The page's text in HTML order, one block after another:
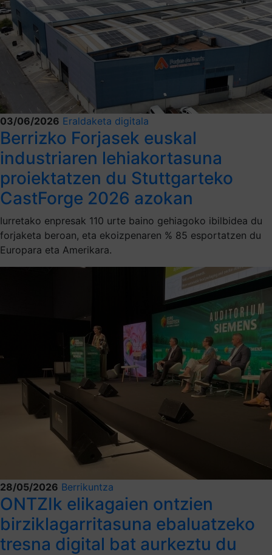
03/06/2026 Eraldaketa digitala
Berrizko Forjasek euskal
industriaren lehiakortasuna
proiektatzen du Stuttgarteko
CastForge 2026 azokan
Iurretako enpresak 110 urte baino gehiagoko ibilbidea du
forjaketa beroan, eta ekoizpenaren % 85 esportatzen du
Europara eta Amerikara.
28/05/2026 Berrikuntza
ONTZIk elikagaien ontzien
birziklagarritasuna ebaluatzeko
tresna digital bat aurkeztu du